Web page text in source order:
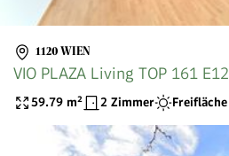
1120 WIEN
VIO PLAZA Living TOP 161 E12
59.79 m² 2 Zimmer Freifläche